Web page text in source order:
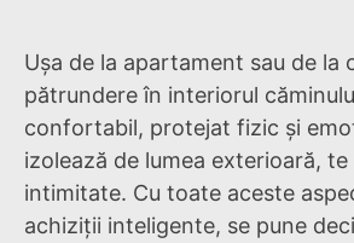
Ușa de la apartament sau de la
pătrundere în interiorul
confortabil, protejat fizic și
izolează de lumea exterioară,
intimitate. Cu toate aceste
achiziții inteligente, se pune